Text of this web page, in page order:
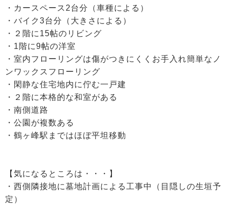
・カースペース2台分（車種による）
・バイク3台分（大きさによる）
・２階に15帖のリビング
・1階に9帖の洋室
・室内フローリングは傷がつきにくくお手入れ簡単なノ
ンワックスフローリング
・閑静な住宅地内に佇む一戸建
・２階に本格的な和室がある
・南側道路
・公園が複数ある
・鶴ヶ峰駅まではほぼ平坦移動
【気になるところは・・・】
・西側隣接地に墓地計画による工事中（目隠しの生垣予
定）